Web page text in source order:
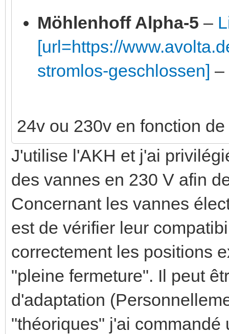
Möhlenhoff Alpha-5 –
[url=https://
stromlos-geschlossen] –
24v ou 230v en fonction
J'utilise l'AKH et j'ai
des vannes en 230 V afin
Concernant les vannes
est de vérifier leur
correctement les positions
"pleine fermeture". Il peut
d'adaptation
"théoriques" j'ai